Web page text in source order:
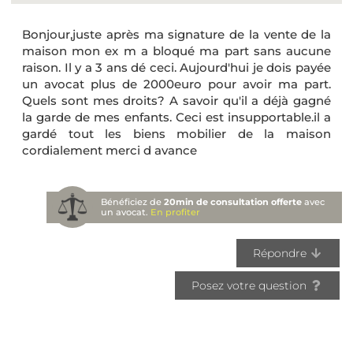
Bonjour,juste après ma signature de la vente de la
maison mon ex m a bloqué ma part sans aucune
raison. Il y a 3 ans dé ceci. Aujourd'hui je dois payée
un avocat plus de 2000euro pour avoir ma part.
Quels sont mes droits? A savoir qu'il a déjà gagné
la garde de mes enfants. Ceci est insupportable.il a
gardé tout les biens mobilier de la maison
cordialement merci d avance
Bénéficiez de20min de consultation offerte avec
un avocat. En profiter
Répondre
Posez votre question